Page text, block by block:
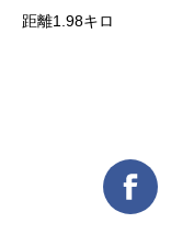
距離1.98キロ